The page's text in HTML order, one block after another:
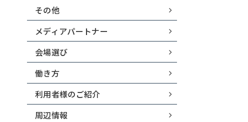
その他
メディアパートナー
会場選び
働き方
利用者様のご紹介
周辺情報